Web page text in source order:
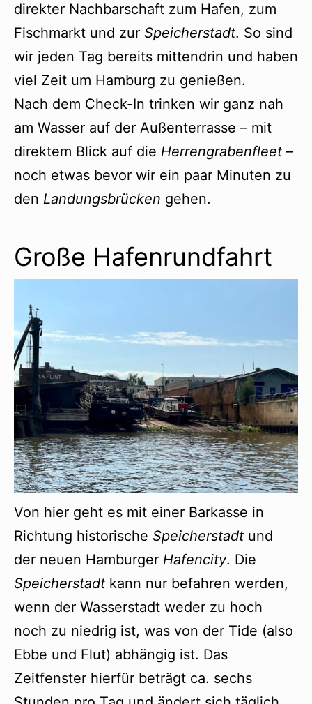
direkter Nachbarschaft zum Hafen, zum
Fischmarkt und zur Speicherstadt. So sind
wir jeden Tag bereits mittendrin und haben
viel Zeit um Hamburg zu genießen.
Nach dem Check-In trinken wir ganz nah
am Wasser auf der Außenterrasse – mit
direktem Blick auf die Herrengrabenfleet –
noch etwas bevor wir ein paar Minuten zu
den Landungsbrücken gehen.
Große Hafenrundfahrt
Von hier geht es mit einer Barkasse in
Richtung historische Speicherstadt und
der neuen Hamburger Hafencity. Die
Speicherstadt kann nur befahren werden,
wenn der Wasserstadt weder zu hoch
noch zu niedrig ist, was von der Tide (also
Ebbe und Flut) abhängig ist. Das
Zeitfenster hierfür beträgt ca. sechs